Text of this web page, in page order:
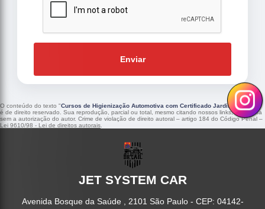
Enviar
O conteúdo do texto "Cursos de Higienização Automotiva com Certificado Jardim Lucinda
é de direito reservado. Sua reprodução, parcial ou total, mesmo citando nossos links, é proibida
sem a autorização do autor. Crime de violação de direito autoral – artigo 184 do Código Penal –
Lei 9610/98 - Lei de direitos autorais
JET SYSTEM CAR
Avenida Bosque da Saúde , 2101 São Paulo - CEP: 04142-